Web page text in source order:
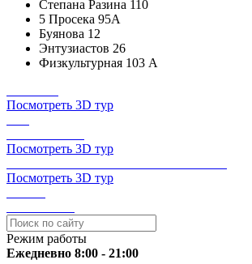
Степана Разина 110
5 Просека 95А
Буянова 12
Энтузиастов 26
Физкультурная 103 А
Посмотреть 3D тур
Посмотреть 3D тур
Посмотреть 3D тур
Режим работы
Ежедневно 8:00 - 21:00